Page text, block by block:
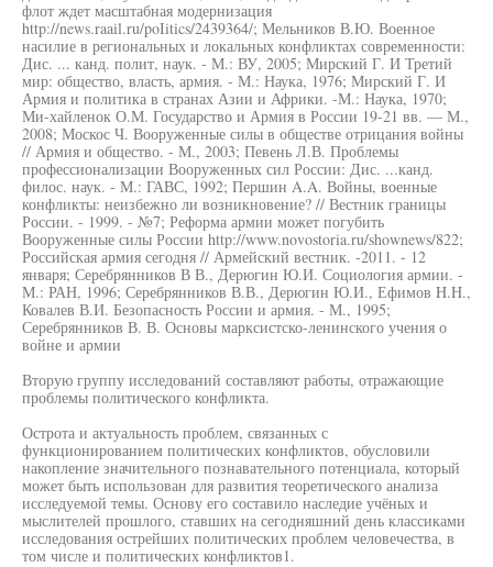
флот ждет масштабная модернизация
http://news.raail.ru/poIitics/2439364/; Мельников В.Ю. Военное
насилие в региональных и локальных конфликтах современности:
Дис. ... канд. полит, наук. - М.: ВУ, 2005; Мирский Г. И Третий
мир: общество, власть, армия. - М.: Наука, 1976; Мирский Г. И
Армия и политика в странах Азии и Африки. -М.: Наука, 1970;
Ми-хайленок О.М. Государство и Армия в России 19-21 вв. — М.,
2008; Москос Ч. Вооруженные силы в обществе отрицания войны
// Армия и общество. - М., 2003; Певень Л.В. Проблемы
профессионализации Вооруженных сил России: Дис. ...канд.
филос. наук. - М.: ГАВС, 1992; Першин A.A. Войны, военные
конфликты: неизбежно ли возникновение? // Вестник границы
России. - 1999. - №7; Реформа армии может погубить
Вооруженные силы России http://www.novostoria.ru/shownews/822;
Российская армия сегодня // Армейский вестник. -2011. - 12
января; Серебрянников В В., Дерюгин Ю.И. Социология армии. -
М.: РАН, 1996; Серебрянников В.В., Дерюгин Ю.И., Ефимов H.H.,
Ковалев В.И. Безопасность России и армия. - М., 1995;
Серебрянников В. В. Основы марксистско-ленинского учения о
войне и армии
Вторую группу исследований составляют работы, отражающие
проблемы политического конфликта.
Острота и актуальность проблем, связанных с
функционированием политических конфликтов, обусловили
накопление значительного познавательного потенциала, который
может быть использован для развития теоретического анализа
исследуемой темы. Основу его составило наследие учёных и
мыслителей прошлого, ставших на сегодняшний день классиками
исследования острейших политических проблем человечества, в
том числе и политических конфликтов1.